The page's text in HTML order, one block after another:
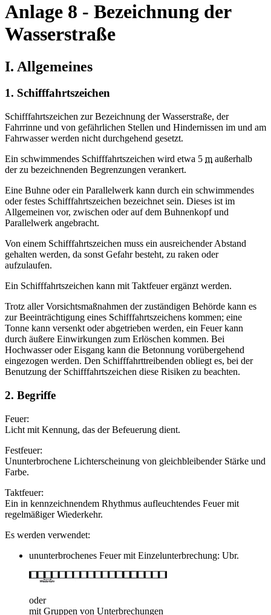
Anlage 8 - Bezeichnung der
Wasserstraße
I. Allgemeines
1. Schifffahrtszeichen
Schifffahrtszeichen zur Bezeichnung der Wasserstraße, der
Fahrrinne und von gefährlichen Stellen und Hindernissen im und am
Fahrwasser werden nicht durchgehend gesetzt.
Ein schwimmendes Schifffahrtszeichen wird etwa 5 m außerhalb
der zu bezeichnenden Begrenzungen verankert.
Eine Buhne oder ein Parallelwerk kann durch ein schwimmendes
oder festes Schifffahrtszeichen bezeichnet sein. Dieses ist im
Allgemeinen vor, zwischen oder auf dem Buhnenkopf und
Parallelwerk angebracht.
Von einem Schifffahrtszeichen muss ein ausreichender Abstand
gehalten werden, da sonst Gefahr besteht, zu raken oder
aufzulaufen.
Ein Schifffahrtszeichen kann mit Taktfeuer ergänzt werden.
Trotz aller Vorsichtsmaßnahmen der zuständigen Behörde kann es
zur Beeinträchtigung eines Schifffahrtszeichens kommen; eine
Tonne kann versenkt oder abgetrieben werden, ein Feuer kann
durch äußere Einwirkungen zum Erlöschen kommen. Bei
Hochwasser oder Eisgang kann die Betonnung vorübergehend
eingezogen werden. Den Schifffahrttreibenden obliegt es, bei der
Benutzung der Schifffahrtszeichen diese Risiken zu beachten.
2. Begriffe
Feuer:
Licht mit Kennung, das der Befeuerung dient.
Festfeuer:
Ununterbrochene Lichterscheinung von gleichbleibender Stärke und
Farbe.
Taktfeuer:
Ein in kennzeichnendem Rhythmus aufleuchtendes Feuer mit
regelmäßiger Wiederkehr.
Es werden verwendet:
ununterbrochenes Feuer mit Einzelunterbrechung: Ubr.
oder
mit Gruppen von Unterbrechungen